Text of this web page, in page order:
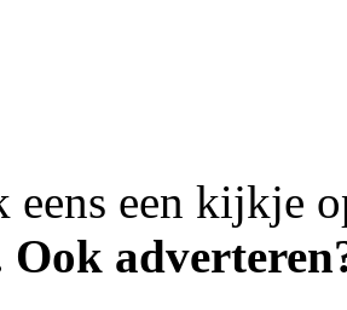
eens een kijkje
Ook